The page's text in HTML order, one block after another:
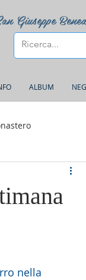
Giuseppe
ALBUM
nella